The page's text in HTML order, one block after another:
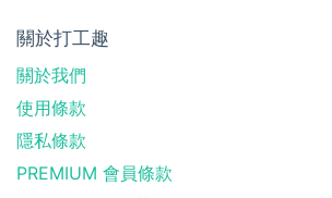
關於打工趣
關於我們
使用條款
隱私條款
PREMIUM 會員條款